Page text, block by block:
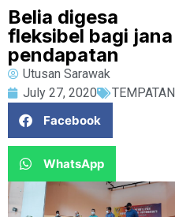
Belia digesa
fleksibel bagi jana
pendapatan
Utusan Sarawak
July 27, 2020
TEMPATAN
Facebook
WhatsApp